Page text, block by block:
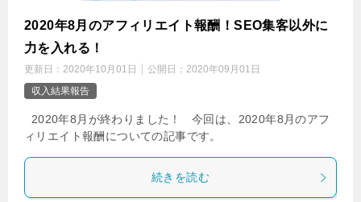
2020年8月のアフィリエイト報酬！SEO集客以外に
力を入れる！
更新日： 2020年10月01日 公開日： 2020年09月01日
収入結果報告
2020年8月が終わりました！ 今回は、2020年8月のアフ
ィリエイト報酬についての記事です。
続きを読む